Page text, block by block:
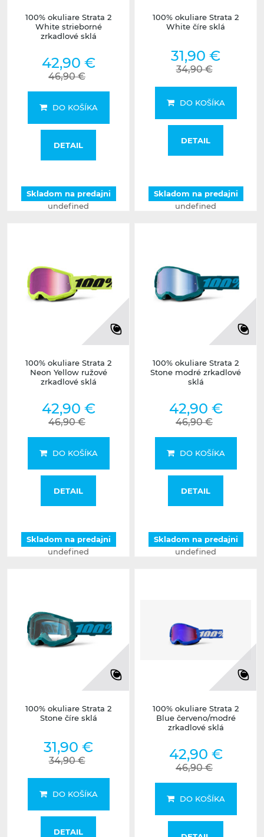
100% okuliare Strata 2
White strieborné
zrkadlové sklá
42,90 €
46,90 €
DO KOŠÍKA
DETAIL
Skladom na predajni
undefined
100% okuliare Strata 2
White číre sklá
31,90 €
34,90 €
DO KOŠÍKA
DETAIL
Skladom na predajni
undefined
100% okuliare Strata 2
Neon Yellow ružové
zrkadlové sklá
42,90 €
46,90 €
DO KOŠÍKA
DETAIL
Skladom na predajni
undefined
100% okuliare Strata 2
Stone modré zrkadlové
sklá
42,90 €
46,90 €
DO KOŠÍKA
DETAIL
Skladom na predajni
undefined
100% okuliare Strata 2
Stone číre sklá
31,90 €
34,90 €
DO KOŠÍKA
DETAIL
100% okuliare Strata 2
Blue červeno/modré
zrkadlové sklá
42,90 €
46,90 €
DO KOŠÍKA